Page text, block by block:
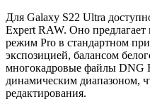
Для Galaxy S22 Ultra
Expert RAW. Оно
режим Pro в стандартном
экспозицией, балансом
многокадровые файлы DNG
динамическим диапазоном,
редактирования.